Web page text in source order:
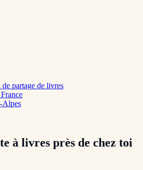
partage de livres
Alpes
à livres près de chez toi